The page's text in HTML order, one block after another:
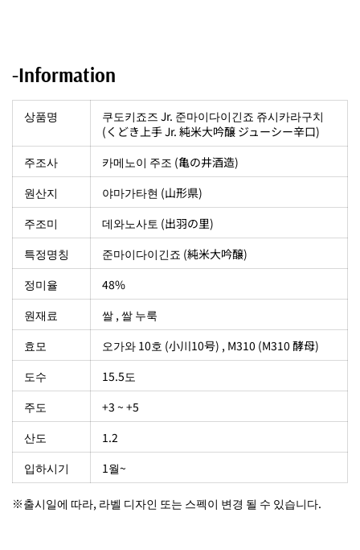
-Information
상품명
쿠도키죠즈 Jr. 준마이다이긴죠 쥬시카라구치
(くどき上手 Jr. 純米大吟醸 ジューシー辛口)
주조사
카메노이 주조 (亀の井酒造)
원산지
야마가타현 (山形県)
주조미
데와노사토 (出羽の里)
특정명칭
준마이다이긴죠 (純米大吟醸)
정미율
48%
원재료
쌀 , 쌀 누룩
효모
오가와 10호 (小川10号) , M310 (M310 酵母)
도수
15.5도
주도
+3 ~ +5
산도
1.2
입하시기
1월~
※출시일에 따라, 라벨 디자인 또는 스펙이 변경 될 수 있습니다.